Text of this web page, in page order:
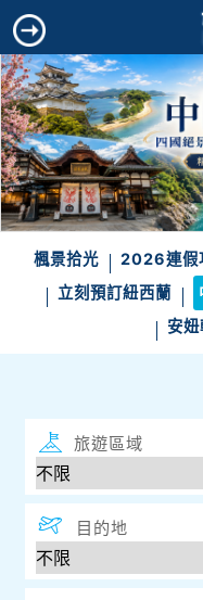
楓景拾光 2026連假
立刻預訂紐西蘭
安妞
旅遊區域
目的地